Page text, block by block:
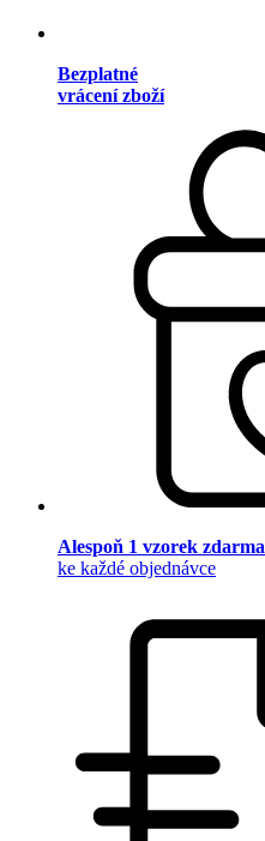
Bezplatné
vrácení zboží
Alespoň 1 vzorek zdarma
ke každé objednávce